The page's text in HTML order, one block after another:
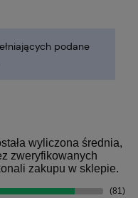
podane
wyliczona średnia,
zweryfikowanych
zakupu w sklepie.
(81)